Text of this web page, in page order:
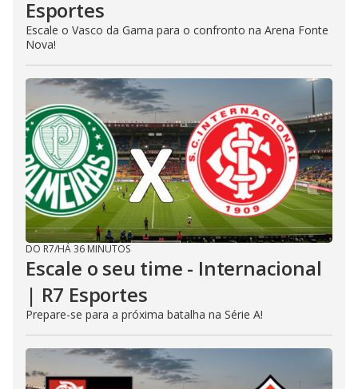
Esportes
Escale o Vasco da Gama para o confronto na Arena Fonte
Nova!
DO R7/HÁ 36 MINUTOS
Escale o seu time - Internacional
| R7 Esportes
Prepare-se para a próxima batalha na Série A!